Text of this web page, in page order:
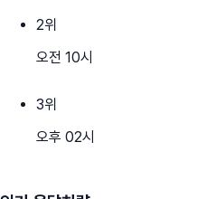
2위
오전 10시
3위
오후 02시